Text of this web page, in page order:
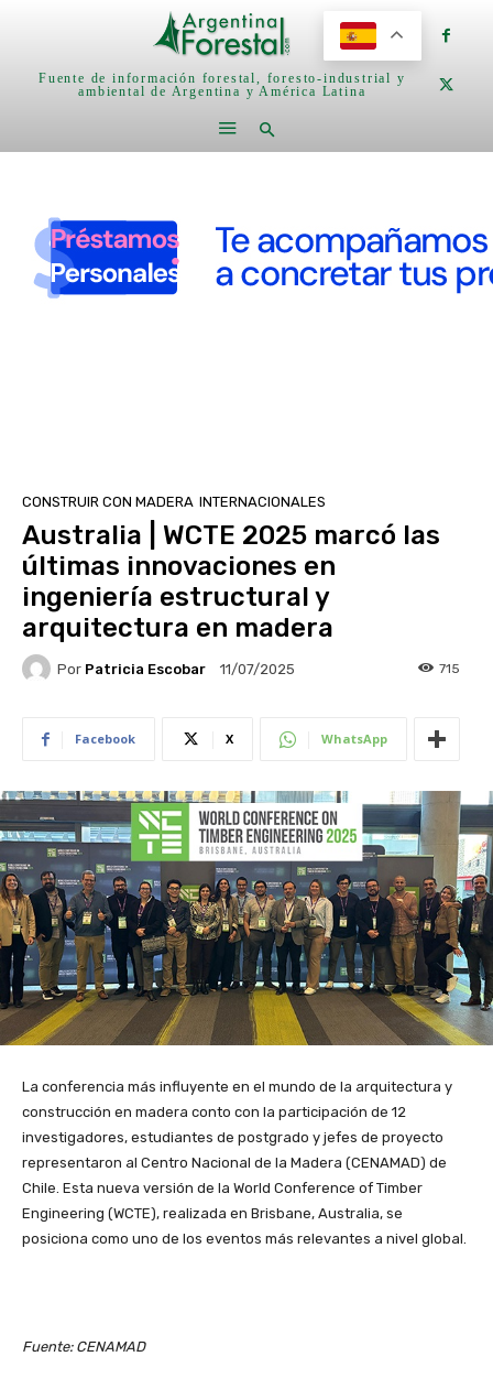
Fuente de información forestal, foresto-industrial y
ambiental de Argentina y América Latina
CONSTRUIR CON MADERA INTERNACIONALES
Australia | WCTE 2025 marcó las
últimas innovaciones en
ingeniería estructural y
arquitectura en madera
Por Patricia Escobar 11/07/2025 715
Facebook X WhatsApp
La conferencia más influyente en el mundo de la arquitectura y
construcción en madera conto con la participación de 12
investigadores, estudiantes de postgrado y jefes de proyecto
representaron al Centro Nacional de la Madera (CENAMAD) de
Chile. Esta nueva versión de la World Conference of Timber
Engineering (WCTE), realizada en Brisbane, Australia, se
posiciona como uno de los eventos más relevantes a nivel global.
Fuente: CENAMAD